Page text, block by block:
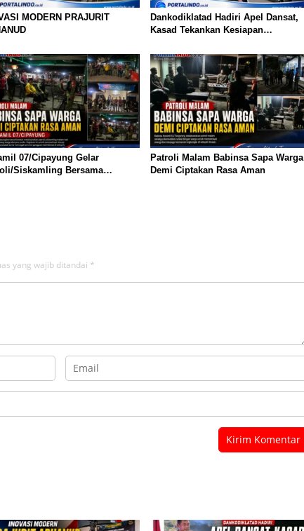
MODERN PRAJURIT
Dankodiklatad Hadiri Apel Dansat,
Kasad Tekankan Kesiapan
Prajurit
07/Cipayung Gelar
Siskamling Bersama
Patroli Malam Babinsa Sapa Warga
Demi Ciptakan Rasa Aman
yang wajib ditandai *